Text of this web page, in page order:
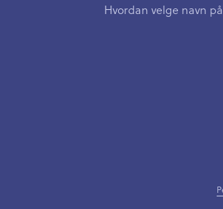
Hvordan velge navn